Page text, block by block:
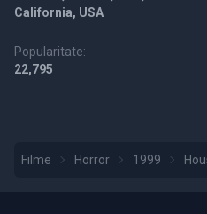
California, USA
Popularitate:
22,795
Filme Horror 1999